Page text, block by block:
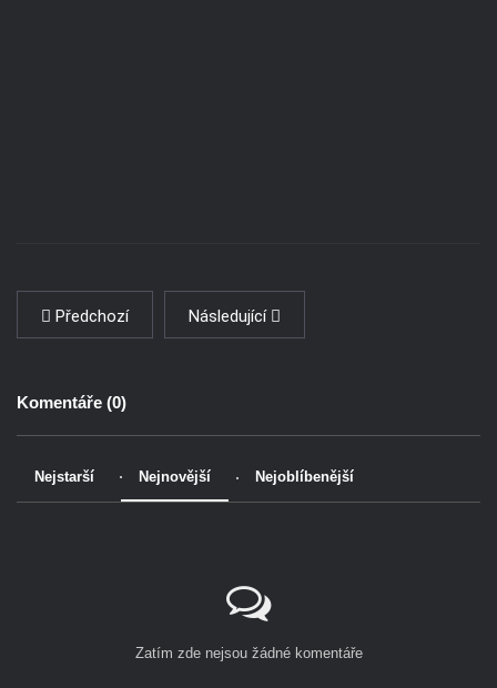
Předchozí Následující
Komentáře (0)
Nejstarší Nejnovější Nejoblíbenější
Zatím zde nejsou žádné komentáře